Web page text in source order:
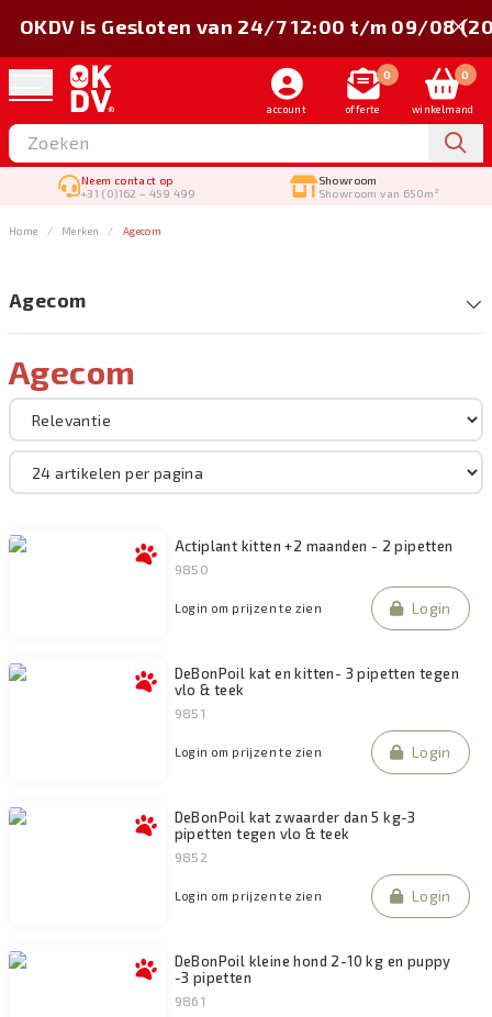
account
0
offerte
0
winkelmand
Neem contact op
+31 (0)162 – 459 499
Showroom
Showroom van 650m²
OKDV is Gesloten van 24/7 12:00 t/m 09/08
Home Merken Agecom
Agecom
Agecom
Actiplant kitten +2 maanden - 2 pipetten
9850
Login om prijzen te zien Login
DeBonPoil kat en kitten- 3 pipetten tegen
vlo & teek
9851
Login om prijzen te zien Login
DeBonPoil kat zwaarder dan 5 kg-3
pipetten tegen vlo & teek
9852
Login om prijzen te zien Login
DeBonPoil kleine hond 2-10 kg en puppy
-3 pipetten
9861